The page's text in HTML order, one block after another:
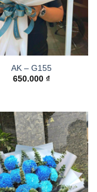
AK – G155
650.000 ₫